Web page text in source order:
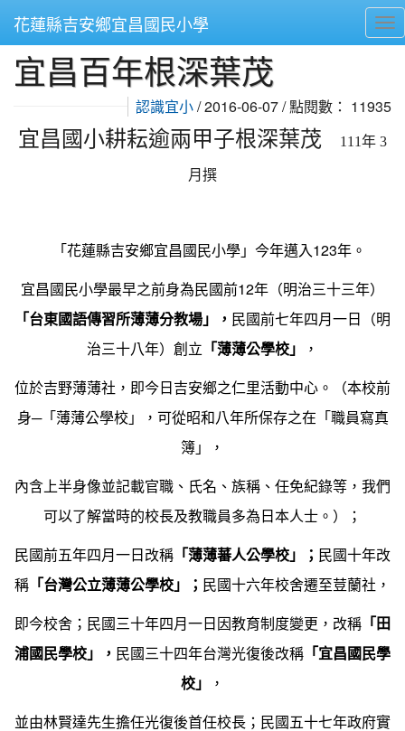
花蓮縣吉安鄉宜昌國民小學
宜昌百年根深葉茂
認識宜小/ 2016-06-07 / 點閱數： 11935
宜昌國小耕耘逾兩甲子根深葉茂 111年 3
月撰
「花蓮縣吉安鄉宜昌國民小學」今年邁入 123年。
宜昌國民小學最早之前身為民國前12年（明治三十三年）
「台東國語傳習所薄薄分教場」， 民國前七年四月一日（明
治三十八年）創立 「薄薄公學校」 ，
位於吉野薄薄社，即今日吉安鄉之仁里活動中心。（本校前
身─「薄薄公學校」，可從昭和八年所保存之在「職員寫真
簿」，
內含上半身像並記載官職、氏名、族稱、任免紀錄等，我們
可以了解當時的校長及教職員多為日本人士。）；
民國前五年四月一日改稱 「薄薄蕃人公學校」； 民國十年改
稱 「台灣公立薄薄公學校」； 民國十六年校舍遷至荳蘭社，
即今校舍；民國三十年四月一日因教育制度變更，改稱 「田
浦國民學校」， 民國三十四年台灣光復後改稱 「宜昌國民學
校」
，
並由林賢達先生擔任光復後首任校長；民國五十七年政府實